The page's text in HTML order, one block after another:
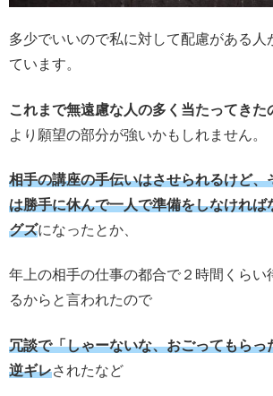
多少でいいので私に対して配慮がある人
ています。
これまで無遠慮な人の多く当たってきた
より願望の部分が強いかもしれません。
相手の講座の手伝いはさせられるけど、
は勝手に休んで一人で準備をしなければ
グズになったとか、
年上の相手の仕事の都合で２時間くらい
るからと言われたので
冗談で「しゃーないな、おごってもらっ
逆ギレされたなど